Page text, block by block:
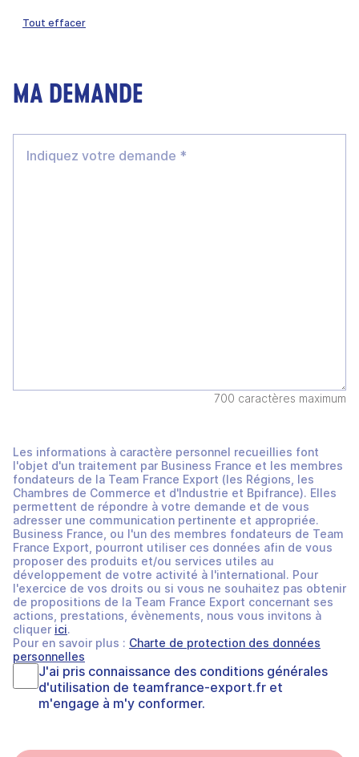
Tout effacer
MA DEMANDE
700 caractères maximum
Les informations à caractère personnel recueillies font
l'objet d'un traitement par Business France et les membres
fondateurs de la Team France Export (les Régions, les
Chambres de Commerce et d'Industrie et Bpifrance). Elles
permettent de répondre à votre demande et de vous
adresser une communication pertinente et appropriée.
Business France, ou l'un des membres fondateurs de Team
France Export, pourront utiliser ces données afin de vous
proposer des produits et/ou services utiles au
développement de votre activité à l'international. Pour
l'exercice de vos droits ou si vous ne souhaitez pas obtenir
de propositions de la Team France Export concernant ses
actions, prestations, évènements, nous vous invitons à
cliquer ici.
Pour en savoir plus : Charte de protection des données
personnelles
J'ai pris connaissance des conditions générales
d'utilisation de teamfrance-export.fr et
m'engage à m'y conformer.